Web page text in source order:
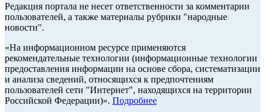
Редакция портала не несет ответственности за комментарии
пользователей, а также материалы рубрики "народные
новости".
«На информационном ресурсе применяются
рекомендательные технологии (информационные технологии
предоставления информации на основе сбора, систематизации
и анализа сведений, относящихся к предпочтениям
пользователей сети "Интернет", находящихся на территории
Российской Федерации)». Подробнее